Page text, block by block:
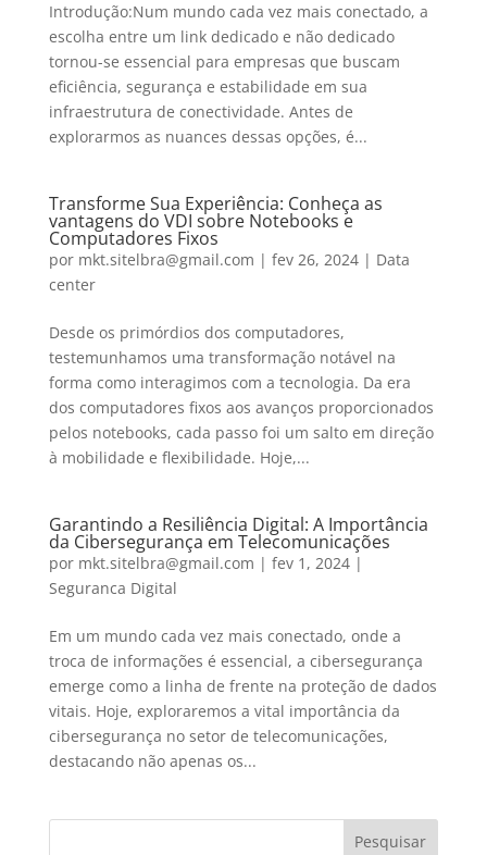
Introdução:Num mundo cada vez mais conectado, a
escolha entre um link dedicado e não dedicado
tornou-se essencial para empresas que buscam
eficiência, segurança e estabilidade em sua
infraestrutura de conectividade. Antes de
explorarmos as nuances dessas opções, é...
Transforme Sua Experiência: Conheça as
vantagens do VDI sobre Notebooks e
Computadores Fixos
por mkt.sitelbra@gmail.com | fev 26, 2024| Data
center
Desde os primórdios dos computadores,
testemunhamos uma transformação notável na
forma como interagimos com a tecnologia. Da era
dos computadores fixos aos avanços proporcionados
pelos notebooks, cada passo foi um salto em direção
à mobilidade e flexibilidade. Hoje,...
Garantindo a Resiliência Digital: A Importância
da Cibersegurança em Telecomunicações
por mkt.sitelbra@gmail.com | fev 1, 2024|
Seguranca Digital
Em um mundo cada vez mais conectado, onde a
troca de informações é essencial, a cibersegurança
emerge como a linha de frente na proteção de dados
vitais. Hoje, exploraremos a vital importância da
cibersegurança no setor de telecomunicações,
destacando não apenas os...
Pesquisar